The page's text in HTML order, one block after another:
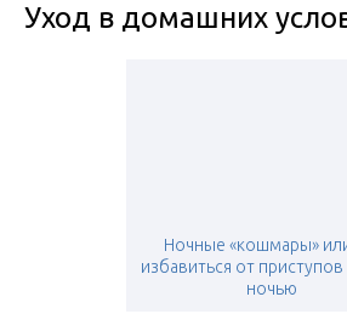
Уход в домашних
Ночные «кошмары»
избавиться от приступов
ночью